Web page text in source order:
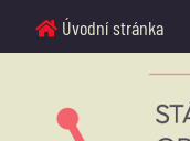
Úvodní stránka